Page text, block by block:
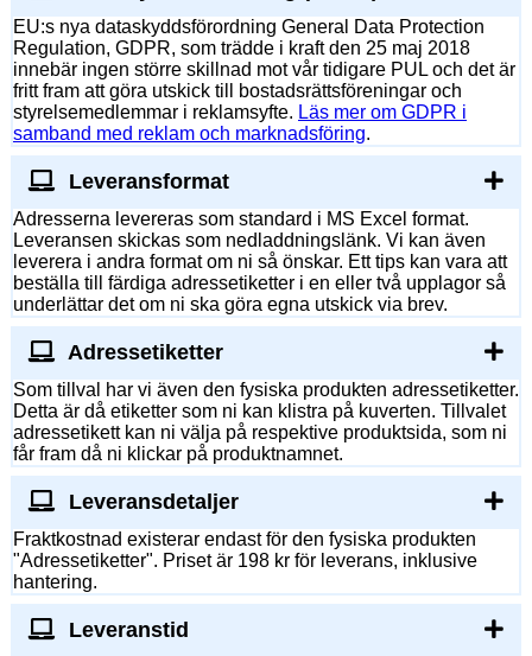
EU:s nya dataskyddsförordning General Data Protection
Regulation, GDPR, som trädde i kraft den 25 maj 2018
innebär ingen större skillnad mot vår tidigare PUL och det är
fritt fram att göra utskick till bostadsrättsföreningar och
styrelsemedlemmar i reklamsyfte. Läs mer om GDPR i
samband med reklam och marknadsföring.
Leveransformat
Adresserna levereras som standard i MS Excel format.
Leveransen skickas som nedladdningslänk. Vi kan även
leverera i andra format om ni så önskar. Ett tips kan vara att
beställa till färdiga adressetiketter i en eller två upplagor så
underlättar det om ni ska göra egna utskick via brev.
Adressetiketter
Som tillval har vi även den fysiska produkten adressetiketter.
Detta är då etiketter som ni kan klistra på kuverten. Tillvalet
adressetikett kan ni välja på respektive produktsida, som ni
får fram då ni klickar på produktnamnet.
Leveransdetaljer
Fraktkostnad existerar endast för den fysiska produkten
"Adressetiketter". Priset är 198 kr för leverans, inklusive
hantering.
Leveranstid